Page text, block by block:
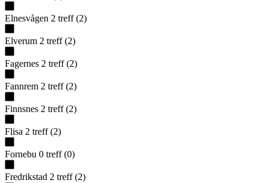
Elnesvågen 2 treff (2)
Elverum 2 treff (2)
Fagernes 2 treff (2)
Fannrem 2 treff (2)
Finnsnes 2 treff (2)
Flisa 2 treff (2)
Fornebu 0 treff (0)
Fredrikstad 2 treff (2)